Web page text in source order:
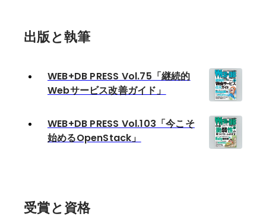
出版と執筆
WEB+DB PRESS Vol.75「継続的
Webサービス改善ガイド」
WEB+DB PRESS Vol.103「今こそ
始めるOpenStack」
受賞と資格